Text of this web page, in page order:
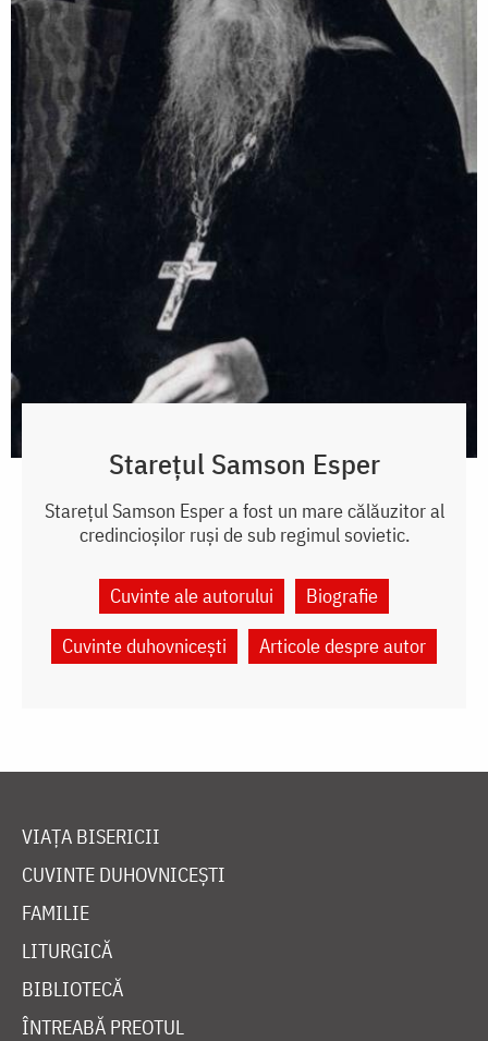
Starețul Samson Esper
Starețul Samson Esper a fost un mare călăuzitor al
credincioșilor ruși de sub regimul sovietic.
Cuvinte ale autorului
Biografie
Cuvinte duhovnicești
Articole despre autor
VIAȚA BISERICII
CUVINTE DUHOVNICEȘTI
FAMILIE
LITURGICĂ
BIBLIOTECĂ
ÎNTREABĂ PREOTUL